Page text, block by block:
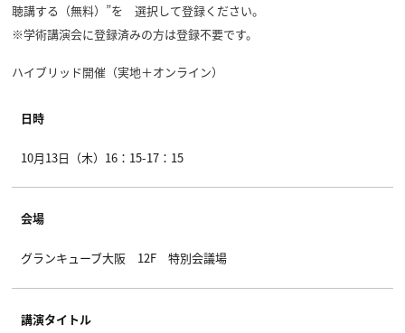
聴講する（無料）”を 選択して登録ください。
※学術講演会に登録済みの方は登録不要です。
ハイブリッド開催（実地＋オンライン）
日時
10月13日（木）16：15-17：15
会場
グランキューブ大阪 12F 特別会議場
講演タイトル